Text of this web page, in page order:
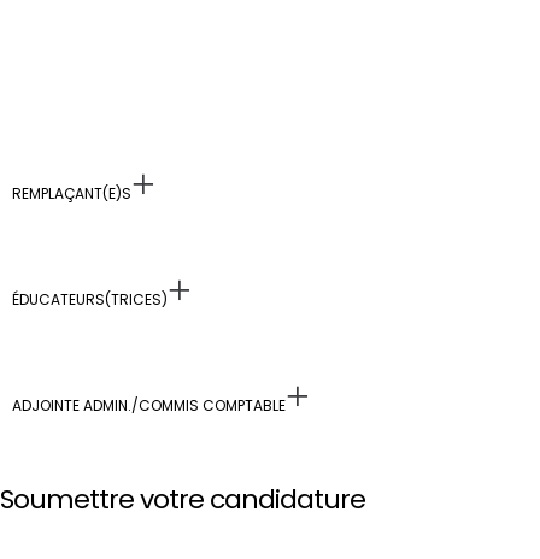
REMPLAÇANT(E)S
ÉDUCATEURS(TRICES)
ADJOINTE ADMIN./COMMIS COMPTABLE
Soumettre votre candidature